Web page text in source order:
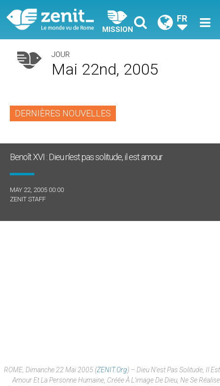
MISSION
FR
JOUR
Mai 22nd, 2005
DERNIÈRES NOUVELLES
Benoît XVI : Dieu n’est pas solitude, il est amour
MAY 22, 2005 00:00
ZENIT STAFF
ROME, Dimanche 22 Mai 2005 (ZENIT.org) – Dieu N’est Pas Solitude, Il Est
Amour Et La Personne Humaine, Créée À L’image De Dieu, Ne Se Réalise